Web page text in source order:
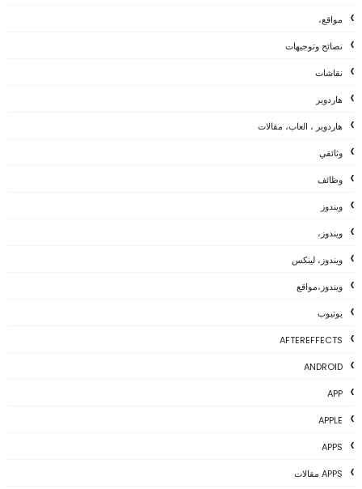
مواقع،
نصائح وتوجيهات
نقاشات
هاردوير
هاردوير ، العاب، مقالات
وثائقي
وظائف
ويندوز
ويندوز،
ويندوز، لينكس
ويندوز،مواقع
يوتيوب
AFTEREFFECTS
ANDROID
APP
APPLE
APPS
APPS مقالات